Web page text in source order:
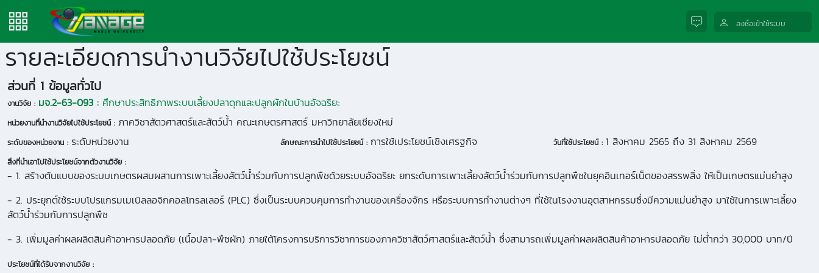
ลงชื่อเข้าใช้ระบบ
รายละเอียดการนำงานวิจัยไปใช้ประโยชน์
ส่วนที่ 1 ข้อมูลทั่วไป
งานวิจัย : มจ.2-63-093 : ศึกษาประสิทธิภาพระบบเลี้ยงปลาดุกและปลูกผักในบ้านอัจฉริยะ
หน่วยงานที่นำงานวิจัยไปใช้ประโยชน์ : ภาควิชาสัตวศาสตร์และสัตว์น้ำ คณะเกษตรศาสตร์ มหาวิทยาลัยเชียงใหม่
ระดับของหน่วยงาน : ระดับหน่วยงาน ลักษณะการนำไปใช้ประโยชน์ : การใช้เประโยชน์เชิงเศรฐกิจ วันที่ใช้ประโยชน์ : 1 สิงหาคม 2565 ถึง 31 สิงหาคม 2569
สิ่งที่นำเอาไปใช้ประโยชน์จากตัวงานวิจัย :
- 1. สร้างต้นแบบของระบบเกษตรผสมผสานการเพาะเลี้ยงสัตว์น้ำร่วมกับการปลูกพืชด้วยระบบอัจฉริยะ ยกระดับการเพาะเลี้ยงสัตว์น้ำร่วมกับการปลูกพืชในยุคอินเทอร์เน็ตของสรรพสิ่ง ให้เป็นเกษตรแม่นยำสูง
- 2. ประยุกต์ใช้ระบบโปรแกรมเมเบิลลอจิกคอลโทรลเลอร์ (PLC) ซึ่งเป็นระบบควบคุมการทำงานของเครื่องจักร หรือระบบการทำงานต่างๆ ที่ใช้ในโรงงานอุตสาหกรรมซึ่งมีความแม่นยำสูง มาใช้ในการเพาะเลี้ยง
สัตว์น้ำร่วมกับการปลูกพืช
- 3. เพิ่มมูลค่าผลผลิตสินค้าอาหารปลอดภัย (เนื้อปลา-พืชผัก) ภายใต้โครงการบริการวิชาการของภาควิชาสัตว์ศาสตร์และสัตว์น้ำ ซึ่งสามารถเพิ่มมูลค่าผลผลิตสินค้าอาหารปลอดภัย ไม่ต่ำกว่า 30,000 บาท/ปี
ประโยชน์ที่ได้รับจากงานวิจัย :